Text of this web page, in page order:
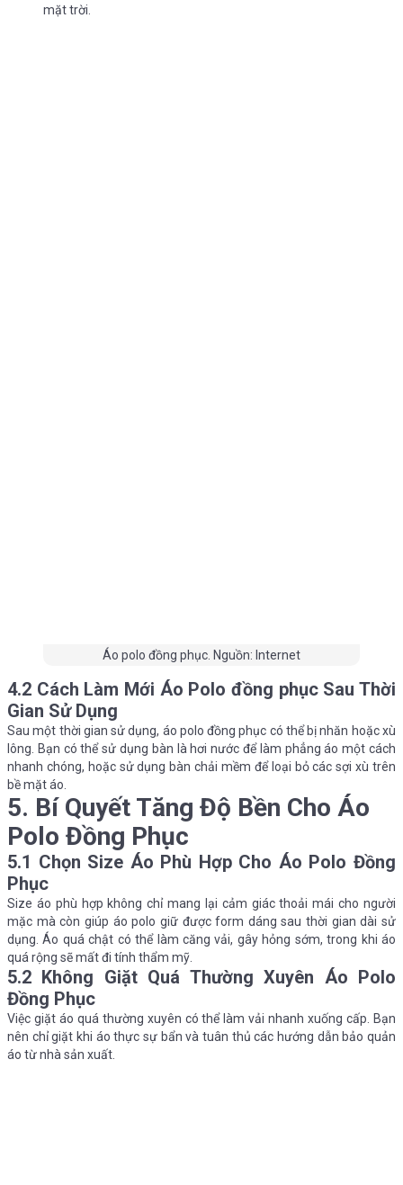
mặt trời.
Áo polo đồng phục. Nguồn: Internet
4.2 Cách Làm Mới Áo Polo đồng phục Sau Thời
Gian Sử Dụng
Sau một thời gian sử dụng, áo polo đồng phục có thể bị nhăn hoặc xù
lông. Bạn có thể sử dụng bàn là hơi nước để làm phẳng áo một cách
nhanh chóng, hoặc sử dụng bàn chải mềm để loại bỏ các sợi xù trên
bề mặt áo.
5. Bí Quyết Tăng Độ Bền Cho Áo
Polo Đồng Phục
5.1 Chọn Size Áo Phù Hợp Cho Áo Polo Đồng
Phục
Size áo phù hợp không chỉ mang lại cảm giác thoải mái cho người
mặc mà còn giúp áo polo giữ được form dáng sau thời gian dài sử
dụng. Áo quá chật có thể làm căng vải, gây hỏng sớm, trong khi áo
quá rộng sẽ mất đi tính thẩm mỹ.
5.2 Không Giặt Quá Thường Xuyên Áo Polo
Đồng Phục
Việc giặt áo quá thường xuyên có thể làm vải nhanh xuống cấp. Bạn
nên chỉ giặt khi áo thực sự bẩn và tuân thủ các hướng dẫn bảo quản
áo từ nhà sản xuất.